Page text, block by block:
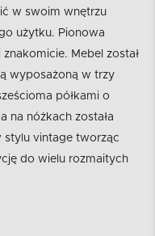
w swoim wnętrzu
użytku. Pionowa
Mebel został
wyposażoną w trzy
półkami o
na nóżkach została
vintage tworząc
do wielu rozmaitych